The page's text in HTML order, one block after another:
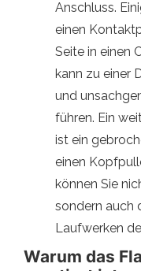
Anschluss.
einen
Seite in einen
kann zu einer
und
führen. Ein
ist ein
einen
können Sie
sondern auch
Laufwerken
Warum das